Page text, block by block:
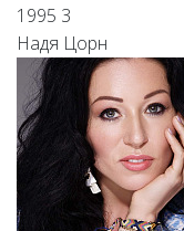
1995 3
Надя Цорн